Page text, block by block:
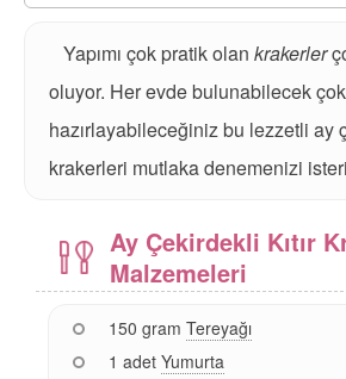
Yapımı çok pratik olan krakerler
oluyor. Her evde bulunabilecek
hazırlayabileceğiniz bu lezzetli ay
krakerleri mutlaka denemenizi
Ay Çekirdekli Kıtır
Malzemeleri
150 gram Tereyağı
1 adet Yumurta